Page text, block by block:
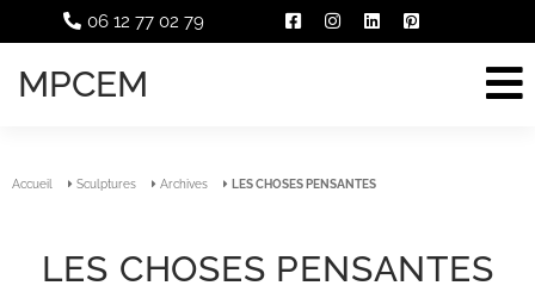
06 12 77 02 79
MPCEM
Accueil Sculptures Archives LES CHOSES PENSANTES
LES CHOSES PENSANTES